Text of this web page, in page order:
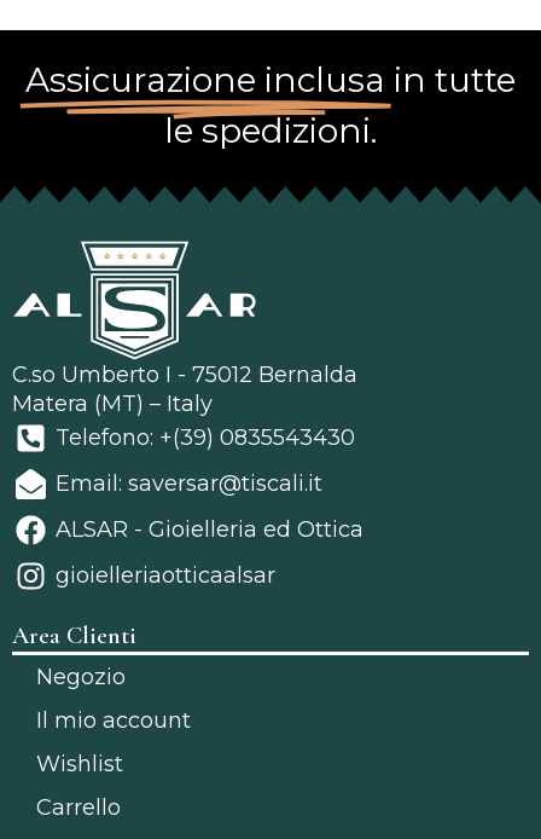
Assicurazione inclusa in tutte
le spedizioni.
C.so Umberto I - 75012 Bernalda
Matera (MT) – Italy
Telefono: +(39) 0835543430
Email: saversar@tiscali.it
ALSAR - Gioielleria ed Ottica
gioielleriaotticaalsar
Area Clienti
Negozio
Il mio account
Wishlist
Carrello